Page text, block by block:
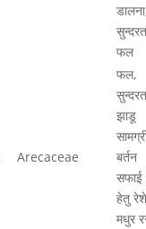
फल
Arecaceae
फल,
झाडू
बर्तन
सफाई
हेतु
मधुर